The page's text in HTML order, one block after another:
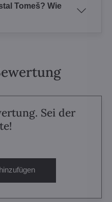
Tomeš? Wie
Sei der